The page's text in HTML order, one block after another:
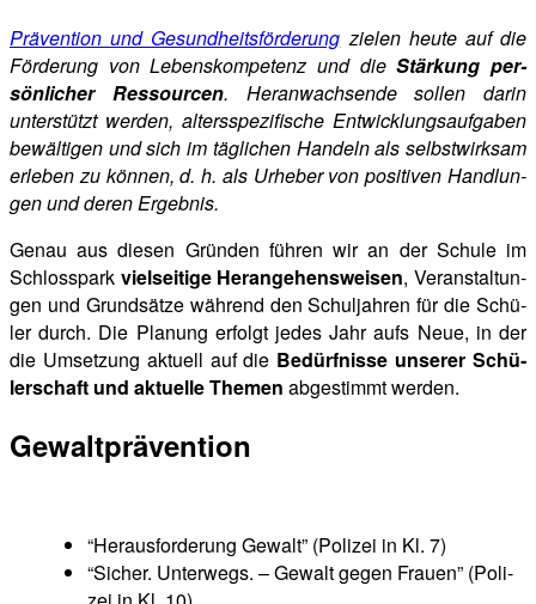
Prä­ven­ti­on und Gesund­heits­för­de­rung zie­len heu­te auf die
För­de­rung von Lebens­kom­pe­tenz und dieStär­kung per­
sön­li­cher Res­sour­cen. Her­an­wach­sen­de sol­len dar­in
unter­stützt wer­den, alters­spe­zi­fi­sche Ent­wick­lungs­auf­ga­ben
bewäl­ti­gen und sich im täg­li­chen Han­deln als selbst­wirk­sam
erle­ben zu kön­nen, d. h. als Urhe­ber von posi­ti­ven Hand­lun­
gen und deren Ergebnis.
Genau aus die­sen Grün­den füh­ren wir an der Schu­le im
Schloss­park viel­sei­ti­ge Her­an­ge­hens­wei­sen, Ver­an­stal­tun­
gen und Grund­sät­ze wäh­rend den Schul­jah­ren für die Schü­
ler durch. Die Pla­nung erfolgt jedes Jahr aufs Neue, in der
die Umset­zung aktu­ell auf die Bedürf­nis­se unse­rer Schü­
ler­schaft und aktu­el­le The­men abge­stimmt werden.
Gewalt­prä­ven­ti­on
“Her­aus­for­de­rung Gewalt” (Poli­zei in Kl. 7)
“Sicher. Unter­wegs. – Gewalt gegen Frau­en” (Poli­